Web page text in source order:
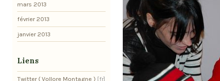
mars 2013
février 2013
janvier 2013
Liens
Twitter ( Vollore Montagne )